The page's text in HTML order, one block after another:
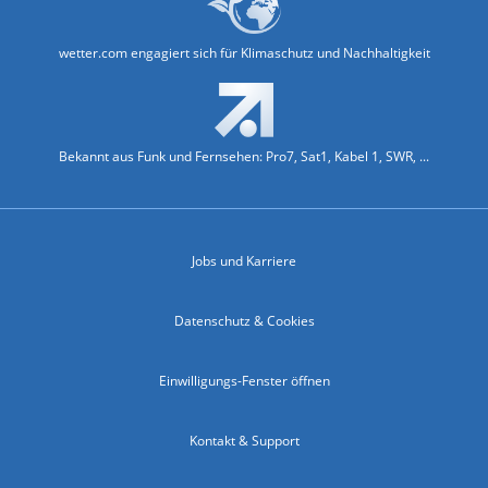
wetter.com engagiert sich für Klimaschutz und Nachhaltigkeit
Bekannt aus Funk und Fernsehen: Pro7, Sat1, Kabel 1, SWR, ...
Jobs und Karriere
Datenschutz & Cookies
Einwilligungs-Fenster öffnen
Kontakt & Support